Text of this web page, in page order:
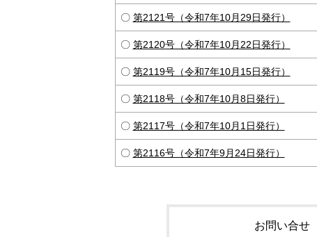
〇 第2121号（令和7年10月29日発行）
〇 第2120号（令和7年10月22日発行）
〇 第2119号（令和7年10月15日発行）
〇 第2118号（令和7年10月8日発行）
〇 第2117号（令和7年10月1日発行）
〇 第2116号（令和7年9月24日発行）
お問い合せ